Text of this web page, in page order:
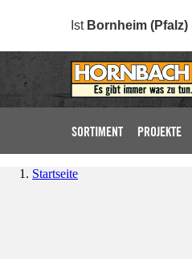
Ist Bornheim (Pfalz)
SORTIMENT PROJEKTE
Startseite